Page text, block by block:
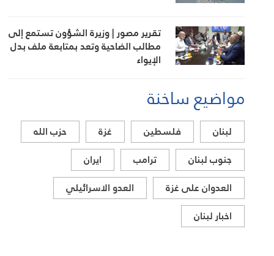
تقرير مصور | وزيرة الشؤون تستمع إلى
مطالب الضاحية وتعد بمتابعة ملف بدل
الإيواء
مواضيع ساخنة
لبنان فلسطين غزة
حزب الله
جنوب لبنان
ترامب
ايران
العدوان على غزة
العدو الاسرائيلي
اخبار لبنان